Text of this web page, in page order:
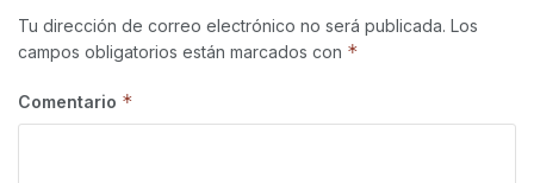
Tu dirección de correo electrónico no será publicada. Los
campos obligatorios están marcados con *
Comentario *